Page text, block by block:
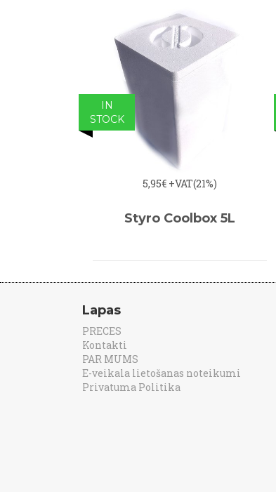
5,95€ +VAT(21%)
Styro Coolbox 5L
IN
STOCK
Lapas
PRECES
Kontakti
PAR MUMS
E-veikala lietošanas noteikumi
Privatuma Politika